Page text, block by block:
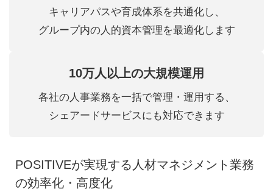
キャリアパスや育成体系を共通化し、
グループ内の人的資本管理を最適化します
10万人以上の大規模運用
各社の人事業務を一括で管理・運用する、
シェアードサービスにも対応できます
POSITIVEが実現する人材マネジメント業務
の効率化・高度化